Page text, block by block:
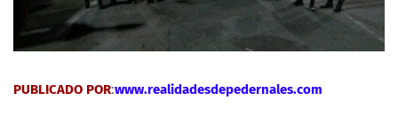
PUBLICADO POR:www.realidadesdepedernales.com